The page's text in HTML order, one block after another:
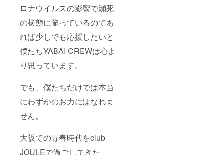
ロナウイルスの影響で瀕死
の状態に陥っているのであ
れば少しでも応援したいと
僕たちYABAI CREWは心よ
り思っています。
でも、僕たちだけでは本当
にわずかのお力にはなれま
せん。
大阪での青春時代をclub
JOULEで過ごしてきた